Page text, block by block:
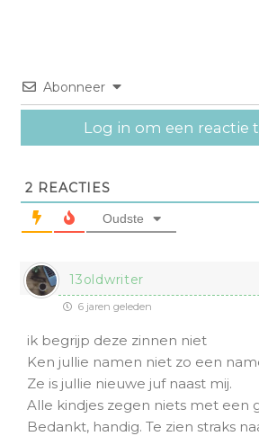
Abonneer
Log in om een reactie
2 REACTIES
Oudste
13oldwriter
6 jaren geleden
ik begrijp deze zinnen niet
Ken jullie namen niet zo een
Ze is jullie nieuwe juf naast mij.
Alle kindjes zegen niets met een
Bedankt, handig. Te zien straks